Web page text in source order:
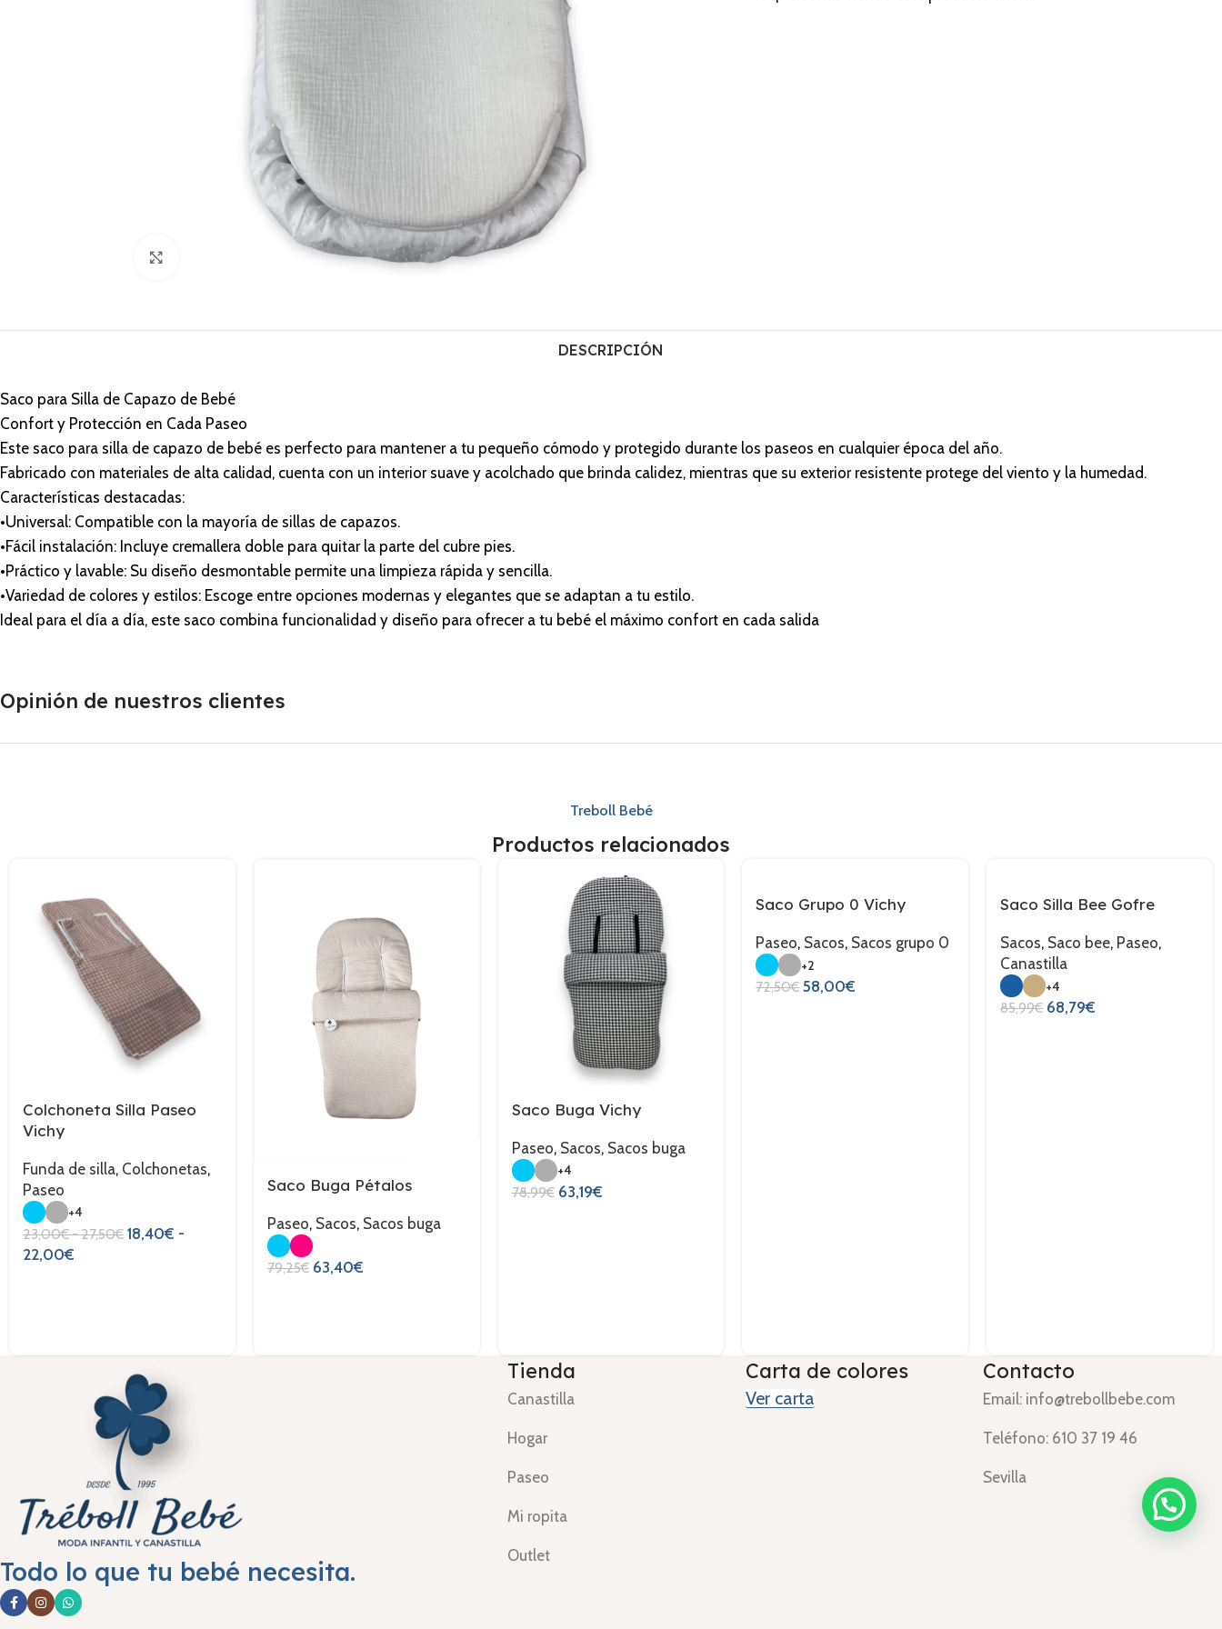
DESCRIPCIÓN
Saco para Silla de Capazo de Bebé
Confort y Protección en Cada Paseo
Este saco para silla de capazo de bebé es perfecto para mantener a tu pequeño cómodo y protegido durante los paseos en cualquier época del año.
Fabricado con materiales de alta calidad, cuenta con un interior suave y acolchado que brinda calidez, mientras que su exterior resistente protege del viento y la humedad.
Características destacadas:
•Universal: Compatible con la mayoría de sillas de capazos.
•Fácil instalación: Incluye cremallera doble para quitar la parte del cubre pies.
•Práctico y lavable: Su diseño desmontable permite una limpieza rápida y sencilla.
•Variedad de colores y estilos: Escoge entre opciones modernas y elegantes que se adaptan a tu estilo.
Ideal para el día a día, este saco combina funcionalidad y diseño para ofrecer a tu bebé el máximo confort en cada salida
Opinión de nuestros clientes
Treboll Bebé
Productos relacionados
Colchoneta Silla Paseo
Vichy
Funda de silla, Colchonetas,
Paseo
+4
23,00€-27,50€ 18,40€ -
22,00€
Saco Buga Pétalos
Paseo, Sacos, Sacos buga
79,25€ 63,40€
Saco Buga Vichy
Paseo, Sacos, Sacos buga
+4
78,99€ 63,19€
Saco Grupo 0 Vichy
Paseo, Sacos, Sacos grupo 0
+2
72,50€ 58,00€
Saco Silla Bee Gofre
Sacos, Saco bee, Paseo,
Canastilla
+4
85,99€ 68,79€
Todo lo que tu bebé necesita.
Tienda
Canastilla
Hogar
Paseo
Mi ropita
Outlet
Carta de colores
Ver carta
Contacto
Email: info@trebollbebe.com
Teléfono: 610 37 19 46
Sevilla